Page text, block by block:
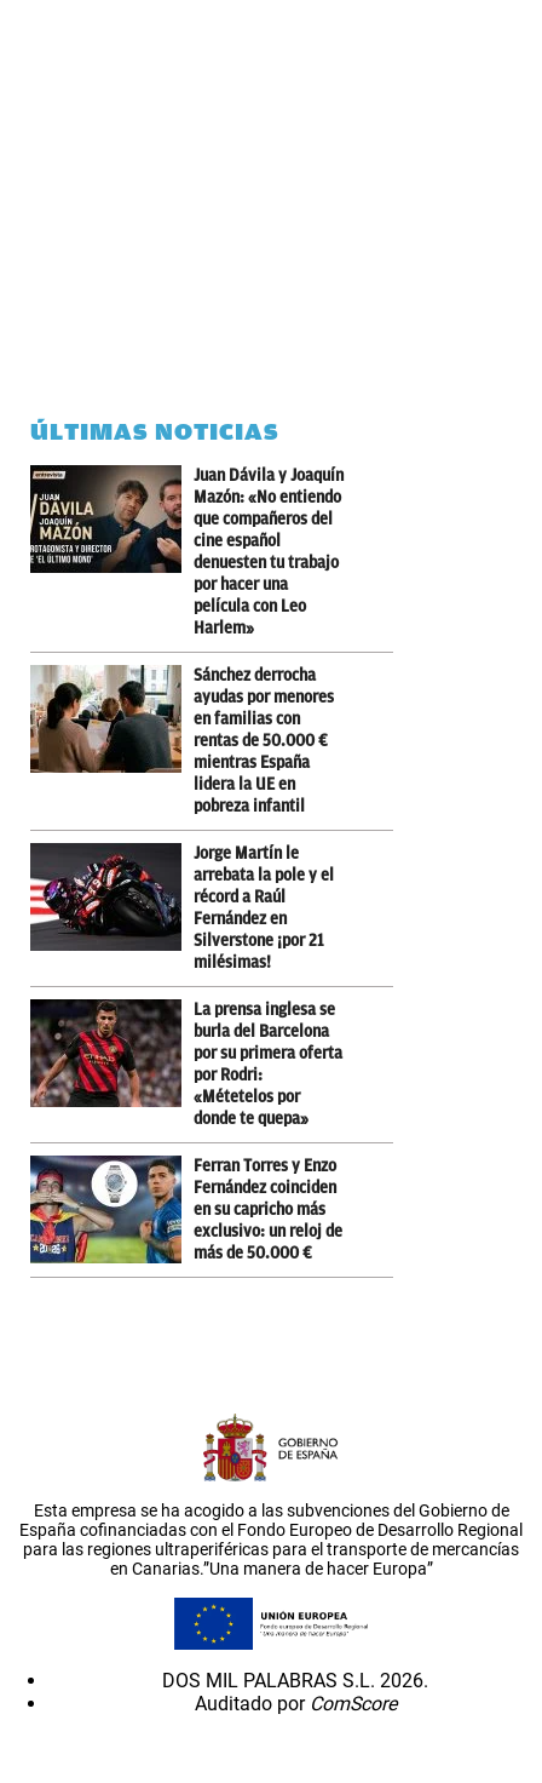
ÚLTIMAS NOTICIAS
Juan Dávila y Joaquín
Mazón: «No entiendo
que compañeros del
cine español
denuesten tu trabajo
por hacer una
película con Leo
Harlem»
Sánchez derrocha
ayudas por menores
en familias con
rentas de 50.000 €
mientras España
lidera la UE en
pobreza infantil
Jorge Martín le
arrebata la pole y el
récord a Raúl
Fernández en
Silverstone ¡por 21
milésimas!
La prensa inglesa se
burla del Barcelona
por su primera oferta
por Rodri:
«Métetelos por
donde te quepa»
Ferran Torres y Enzo
Fernández coinciden
en su capricho más
exclusivo: un reloj de
más de 50.000 €
Esta empresa se ha acogido a las subvenciones del Gobierno de
España cofinanciadas con el Fondo Europeo de Desarrollo Regional
para las regiones ultraperiféricas para el transporte de mercancías
en Canarias.”Una manera de hacer Europa”
DOS MIL PALABRAS S.L. 2026.
Auditado por ComScore